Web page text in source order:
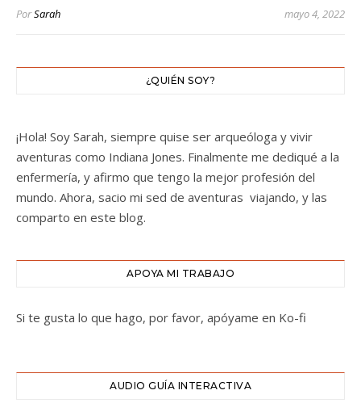
PorSarah mayo 4, 2022
¿QUIÉN SOY?
¡Hola! Soy Sarah, siempre quise ser arqueóloga y vivir
aventuras como Indiana Jones. Finalmente me dediqué a la
enfermería, y afirmo que tengo la mejor profesión del
mundo. Ahora, sacio mi sed de aventuras viajando, y las
comparto en este blog.
APOYA MI TRABAJO
Si te gusta lo que hago, por favor, apóyame en Ko-fi
AUDIO GUÍA INTERACTIVA